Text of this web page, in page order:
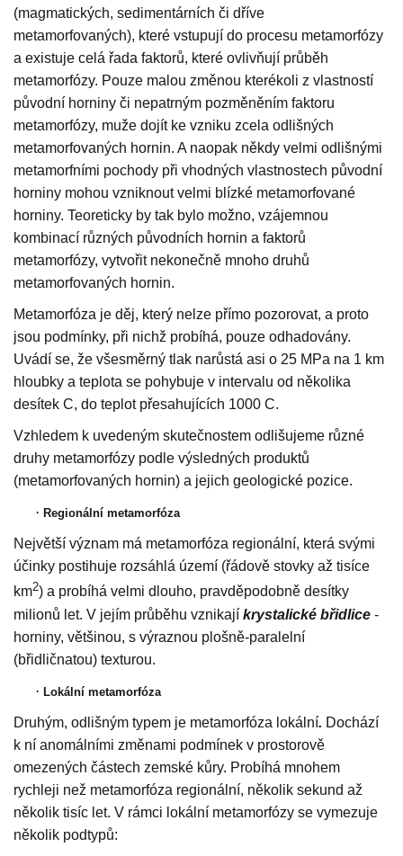
(magmatických, sedimentárních či dříve
metamorfovaných), které vstupují do procesu metamorfózy
a existuje celá řada faktorů, které ovlivňují průběh
metamorfózy. Pouze malou změnou kterékoli z vlastností
původní horniny či nepatrným pozměněním faktoru
metamorfózy, muže dojít ke vzniku zcela odlišných
metamorfovaných hornin. A naopak někdy velmi odlišnými
metamorfními pochody při vhodných vlastnostech původní
horniny mohou vzniknout velmi blízké metamorfované
horniny. Teoreticky by tak bylo možno, vzájemnou
kombinací různých původních hornin a faktorů
metamorfózy, vytvořit nekonečně mnoho druhů
metamorfovaných hornin.
Metamorfóza je děj, který nelze přímo pozorovat, a proto
jsou podmínky, při nichž probíhá, pouze odhadovány.
Uvádí se, že všesměrný tlak narůstá asi o 25 MPa na 1 km
hloubky a teplota se pohybuje v intervalu od několika
desítek C, do teplot přesahujících 1000 C.
Vzhledem k uvedeným skutečnostem odlišujeme různé
druhy metamorfózy podle výsledných produktů
(metamorfovaných hornin) a jejich geologické pozice.
· Regionální metamorfóza
Největší význam má metamorfóza regionální, která svými
účinky postihuje rozsáhlá území (řádově stovky až tisíce
km2) a probíhá velmi dlouho, pravděpodobně desítky
milionů let. V jejím průběhu vznikají krystalické břidlice -
horniny, většinou, s výraznou plošně-paralelní
(břidličnatou) texturou.
· Lokální metamorfóza
Druhým, odlišným typem je metamorfóza lokální. Dochází
k ní anomálními změnami podmínek v prostorově
omezených částech zemské kůry. Probíhá mnohem
rychleji než metamorfóza regionální, několik sekund až
několik tisíc let. V rámci lokální metamorfózy se vymezuje
několik podtypů: